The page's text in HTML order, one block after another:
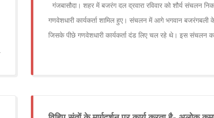
गंजबासौदा। शहर में बजरंग दल द्रवारा रविवार को शौर्य संचलन
गणवेशधारी कार्यकर्ता शामिल हुए। संचलन में आगे भगवान बजरंगबली
जिसके पीछे गणवेशधारी कार्यकर्ता दंड लिए चल रहे थे। इस संचलन